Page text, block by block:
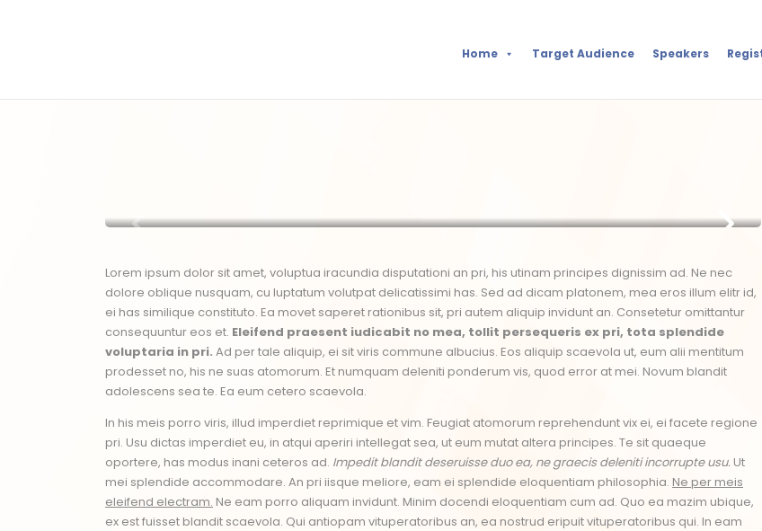
Home Target Audience Speakers
Lorem ipsum dolor sit amet, voluptua iracundia disputationi an pri, his utinam principes dignissim ad. Ne nec
dolore oblique nusquam, cu luptatum volutpat delicatissimi has. Sed ad dicam platonem, mea eros illum elitr id,
ei has similique constituto. Ea movet saperet rationibus sit, pri autem aliquip invidunt an. Consetetur omittantur
consequuntur eos et. Eleifend praesent iudicabit no mea, tollit persequeris ex pri, tota splendide
voluptaria in pri. Ad per tale aliquip, ei sit viris commune albucius. Eos aliquip scaevola ut, eum alii mentitum
prodesset no, his ne suas atomorum. Et numquam deleniti ponderum vis, quod error at mei. Novum blandit
adolescens sea te. Ea eum cetero scaevola.
In his meis porro viris, illud imperdiet reprimique et vim. Feugiat atomorum reprehendunt vix ei, ei facete regione
pri. Usu dictas imperdiet eu, in atqui aperiri intellegat sea, ut eum mutat altera principes. Te sit quaeque
oportere, has modus inani ceteros ad. Impedit blandit deseruisse duo ea, ne graecis deleniti incorrupte usu. Ut
mei splendide accommodare. An pri iisque meliore, eam ei splendide eloquentiam philosophia. Ne per meis
eleifend electram. Ne eam porro aliquam invidunt. Minim docendi eloquentiam cum ad. Quo ea mazim ubique,
ex est fuisset blandit scaevola. Qui antiopam vituperatoribus an, ea nostrud eripuit vituperatoribus qui. In eam